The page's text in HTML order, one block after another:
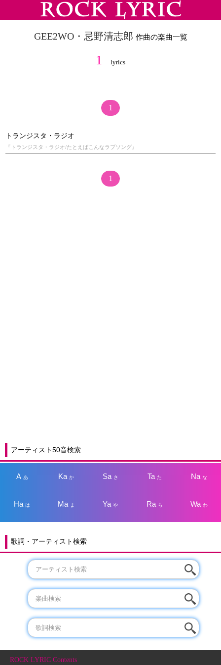
GEE2WO・忌野清志郎 作曲の楽曲一覧
1 lyrics
1
トランジスタ・ラジオ
『トランジスタ・ラジオ/たとえばこんなラブソング』
1
アーティスト50音検索
A あ Kaか Sa さ Taた Na な
Haは Ma ま Yaや Ra ら Wa わ
歌詞・アーティスト検索
ROCK LYRIC Contents